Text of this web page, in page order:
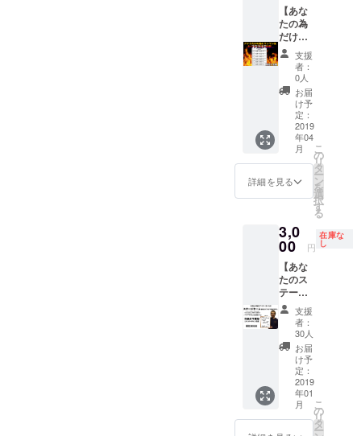
す。 ※
ドーパ
チャン
ネルの
カメラ
入りま
す。 ※
全リ
ターン
特典
【謎の
映像】
ナタは
アイ
ガーゴ
イル
を！ 用
途に合
わせて
指名出
来ま
す！！
※指名は
メン
バー一
人のみ
※撮影可
れば
ドーパ
チャン
ネルの
カメラ
入りま
す。 ※
全リ
ターン
特典
【謎の
映像】
付き
場合が
御座い
ます。
※現地ま
での交
通費、
登山に
おける
雑費は
全てご
支援者
様のご
負担と
なりま
ネルの
カメラ
入りま
す。 ※
全リ
ターン
特典
【謎の
映像】
付き
見学す
る事も
出来ま
す。 ア
イリフ
ドーパ
の歴史
の一部
に刻み
込まれ
たい人
は超激
アツ案
件で
す！！
※撮影が
なる可
能性が
ありま
す。 ※
現地へ
の交通
費は支
援者負
担とな
りま
す。 ※
全リ
ターン
特典
【謎の
映像】
【あな
たの為
だけに
ワンマ
ン&セッ
トリス
ト全部
おまえ
が決め
ろ！！
必殺の
リーサ
ルウエ
ポンリ
ターン
です。
これが
入れば
即終
了！！
我々の
ワンマ
ンを、
アナタ
の手で
自由に
弄くり
回す事
が出来
す！！
支援
者：
0人
お届
け予
定：
2019
年04
月
詳細を見る
こ
の
リ
タ
ー
ン
を
選
択
す
る
3,0
00 円
在庫な
し
【あな
たのス
テージ
ネーム
考えま
す】 先
日アイ
ガーゴ
イルと
レッド
ジブラ
が出演
した ラ
支援
者：
30人
お届
け予
定：
2019
年01
月
こ
の
リ
タ
ー